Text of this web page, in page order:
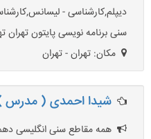
دیپلم,کارشناسی -
سنی برنامه نویسی پایتون تهران
مکان: تهران - تهران
شیدا احمدی ( مدرس
همه مقاطع سنی انگلیسی